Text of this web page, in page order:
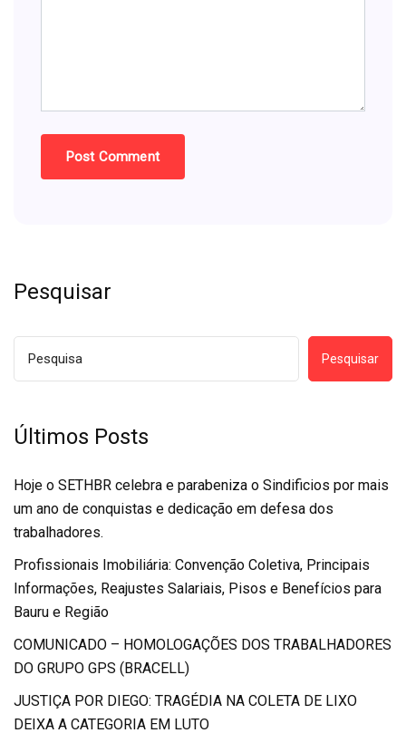
Pesquisar
Pesquisar
Últimos Posts
Hoje o SETHBR celebra e parabeniza o Sindificios por mais
um ano de conquistas e dedicação em defesa dos
trabalhadores.
Profissionais Imobiliária: Convenção Coletiva, Principais
Informações, Reajustes Salariais, Pisos e Benefícios para
Bauru e Região
COMUNICADO – HOMOLOGAÇÕES DOS TRABALHADORES
DO GRUPO GPS (BRACELL)
JUSTIÇA POR DIEGO: TRAGÉDIA NA COLETA DE LIXO
DEIXA A CATEGORIA EM LUTO